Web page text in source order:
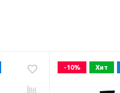
-10% Хит